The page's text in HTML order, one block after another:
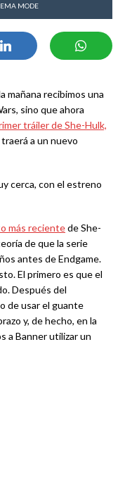
MODE
mañana recibimos una
sino que ahora
tráiler de She-Hulk,
a un nuevo
cerca, con el estreno
más recientede She-
de que la serie
antes de Endgame.
El primero es que el
Después del
de usar el guante
y, de hecho, en la
a Banner utilizar un